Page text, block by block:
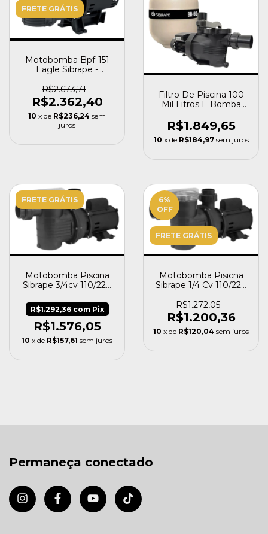
FRETE GRÁTIS
Motobomba Bpf-151
Eagle Sibrape -
R$2.673,71
R$2.362,40
10 x de R$236,24 sem
juros
Filtro De Piscina 100
Mil Litros E Bomba
R$1.849,65
10 x de R$184,97 sem juros
FRETE GRÁTIS
Motobomba Piscina
Sibrape 3/4cv 110/220
R$1.576,05
R$1.292,36 com Pix
10 x de R$157,61 sem juros
6%
OFF
FRETE GRÁTIS
Motobomba Pisicna
Sibrape 1/4 Cv 110/220
R$1.272,05
R$1.200,36
10 x de R$120,04 sem juros
Permaneça conectado